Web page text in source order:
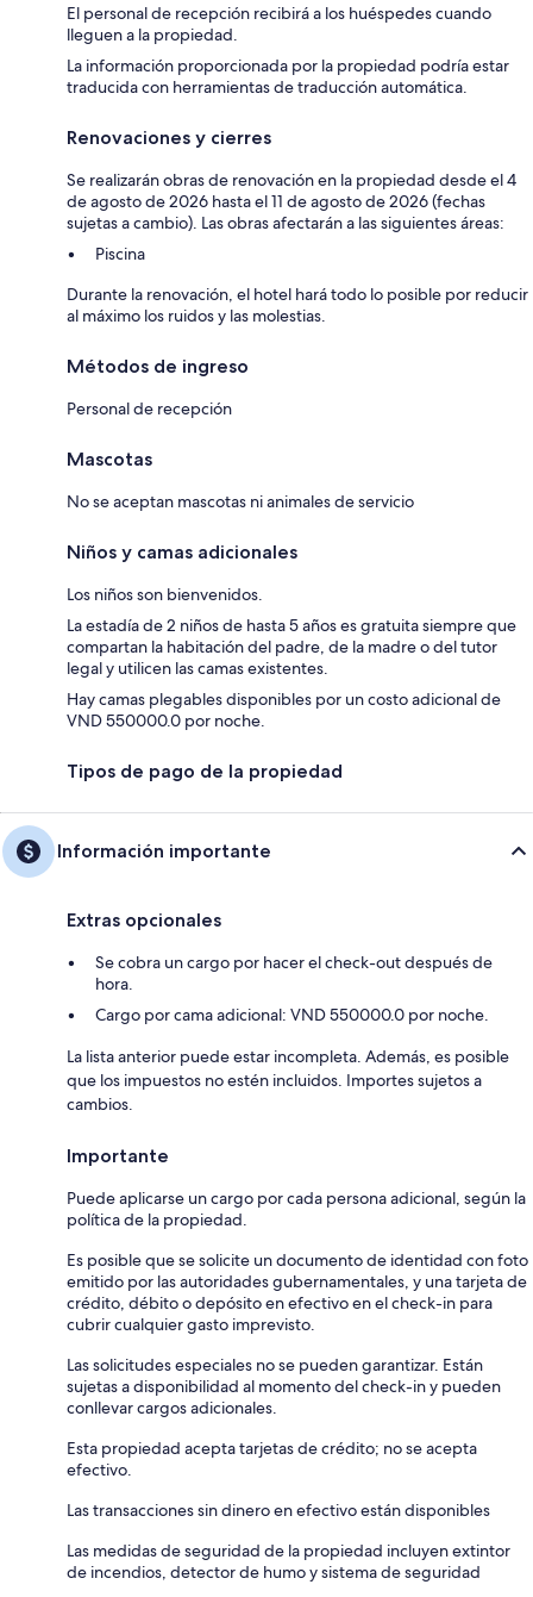
El personal de recepción recibirá a los huéspedes cuando
lleguen a la propiedad.
La información proporcionada por la propiedad podría estar
traducida con herramientas de traducción automática.
Renovaciones y cierres
Se realizarán obras de renovación en la propiedad desde el 4
de agosto de 2026 hasta el 11 de agosto de 2026 (fechas
sujetas a cambio). Las obras afectarán a las siguientes áreas:
Piscina
Durante la renovación, el hotel hará todo lo posible por reducir
al máximo los ruidos y las molestias.
Métodos de ingreso
Personal de recepción
Mascotas
No se aceptan mascotas ni animales de servicio
Niños y camas adicionales
Los niños son bienvenidos.
La estadía de 2 niños de hasta 5 años es gratuita siempre que
compartan la habitación del padre, de la madre o del tutor
legal y utilicen las camas existentes.
Hay camas plegables disponibles por un costo adicional de
VND 550000.0 por noche.
Tipos de pago de la propiedad
Información importante
Extras opcionales
Se cobra un cargo por hacer el check-out después de
hora.
Cargo por cama adicional: VND 550000.0 por noche.
La lista anterior puede estar incompleta. Además, es posible
que los impuestos no estén incluidos. Importes sujetos a
cambios.
Importante
Puede aplicarse un cargo por cada persona adicional, según la
política de la propiedad.
Es posible que se solicite un documento de identidad con foto
emitido por las autoridades gubernamentales, y una tarjeta de
crédito, débito o depósito en efectivo en el check-in para
cubrir cualquier gasto imprevisto.
Las solicitudes especiales no se pueden garantizar. Están
sujetas a disponibilidad al momento del check-in y pueden
conllevar cargos adicionales.
Esta propiedad acepta tarjetas de crédito; no se acepta
efectivo.
Las transacciones sin dinero en efectivo están disponibles
Las medidas de seguridad de la propiedad incluyen extintor
de incendios, detector de humo y sistema de seguridad